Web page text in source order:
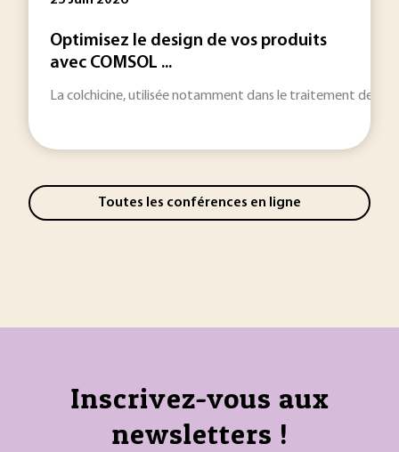
Optimisez le design de vos produits
avec COMSOL ...
La colchicine, utilisée notamment dans le traitement de la
Toutes les conférences en ligne
Inscrivez-vous aux
newsletters !